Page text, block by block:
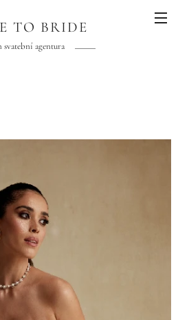
TO BRIDE
svatební agentura